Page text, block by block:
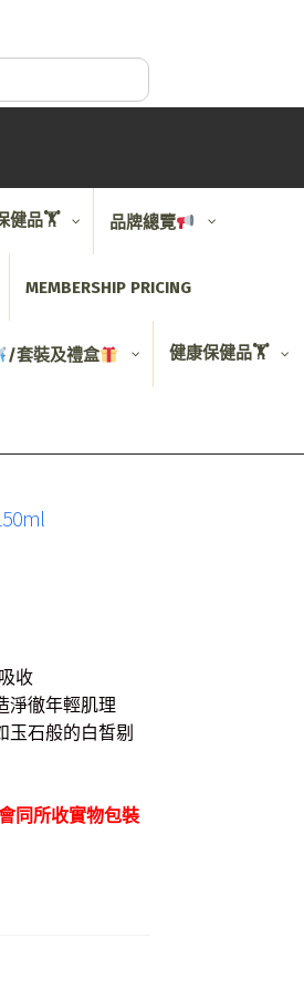
健品🏋️ 品牌總覽
MEMBERSHIP PRICING
/套裝及禮盒 健康保健品🏋️
收
淨徹年輕肌理
玉石般的白皙剔
同所收實物包裝